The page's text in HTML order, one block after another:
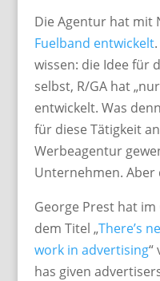
Die Agentur hat mit
Fuelband entwickelt
wissen: die Idee für
selbst, R/GA hat
entwickelt. Was
für diese Tätigkeit
Werbeagentur
Unternehmen. Aber
George Prest hat
dem Titel „There’s
work in advertising“
has given